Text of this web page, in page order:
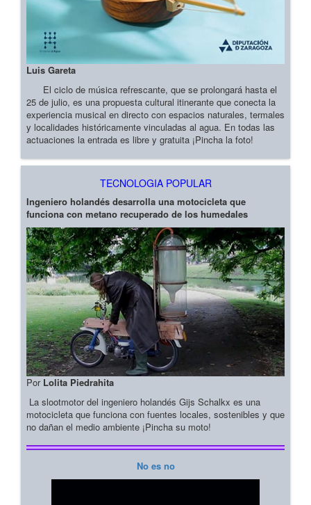
Luis Gareta
El ciclo de música refrescante, que se prolongará hasta el
25 de julio, es una propuesta cultural itinerante que conecta la
experiencia musical en directo con espacios naturales, termales
y localidades históricamente vinculadas al agua. En todas las
actuaciones la entrada es libre y gratuita ¡Pincha la foto!
TECNOLOGIA POPULAR
Ingeniero holandés desarrolla una motocicleta que
funciona con metano recuperado de los humedales
Por Lolita Piedrahita
La slootmotor del ingeniero holandés Gijs Schalkx es una
motocicleta que funciona con fuentes locales, sostenibles y que
no dañan el medio ambiente ¡Pincha su moto!
No es no